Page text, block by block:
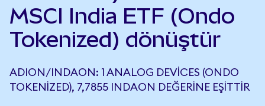
MSCI India ETF (Ondo
Tokenized) dönüştür
ADION/INDAON: 1 ANALOG DEVICES (ONDO
TOKENIZED), 7,7855 INDAON DEĞERINE EŞITTIR